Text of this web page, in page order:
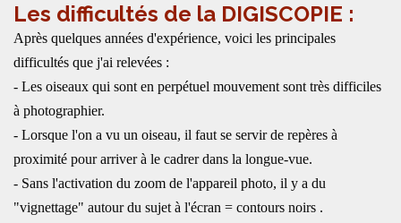
Les difficultés de la DIGISCOPIE :
Après quelques années d'expérience, voici les principales
difficultés que j'ai relevées :
- Les oiseaux qui sont en perpétuel mouvement sont très difficiles
à photographier.
- Lorsque l'on a vu un oiseau, il faut se servir de repères à
proximité pour arriver à le cadrer dans la longue-vue.
- Sans l'activation du zoom de l'appareil photo, il y a du
"vignettage" autour du sujet à l'écran = contours noirs .